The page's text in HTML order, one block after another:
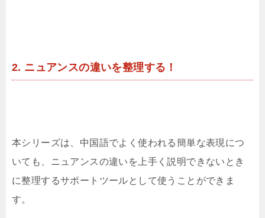
2. ニュアンスの違いを整理する！
本シリーズは、中国語でよく使われる簡単な表現につ
いても、ニュアンスの違いを上手く説明できないとき
に整理するサポートツールとして使うことができま
す。